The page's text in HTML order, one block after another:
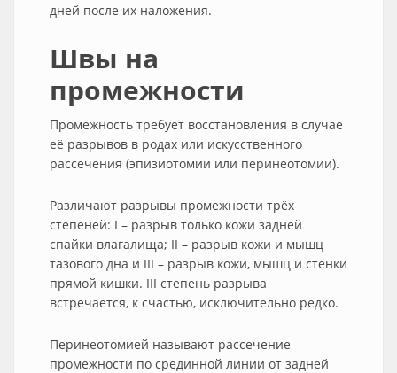
дней после их наложения.
Швы на
промежности
Промежность требует восстановления в случае
её разрывов в родах или искусственного
рассечения (эпизиотомии или перинеотомии).
Различают разрывы промежности трёх
степеней: I – разрыв только кожи задней
спайки влагалища; II – разрыв кожи и мышц
тазового дна и III – разрыв кожи, мышц и стенки
прямой кишки. III степень разрыва
встречается, к счастью, исключительно редко.
Перинеотомией называют рассечение
промежности по срединной линии от задней